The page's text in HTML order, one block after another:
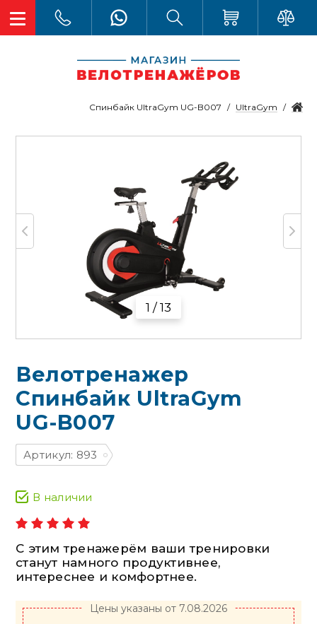
UltraGym
Спинбайк UltraGym UG-B007
1 / 13
Велотренажер
Спинбайк UltraGym
UG-B007
Артикул: 893
В наличии
С этим тренажерём ваши тренировки
станут намного продуктивнее,
интереснее и комфортнее.
Цены указаны от 7.08.2026